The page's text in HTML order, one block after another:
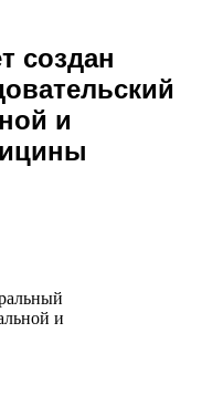
создан
и
и